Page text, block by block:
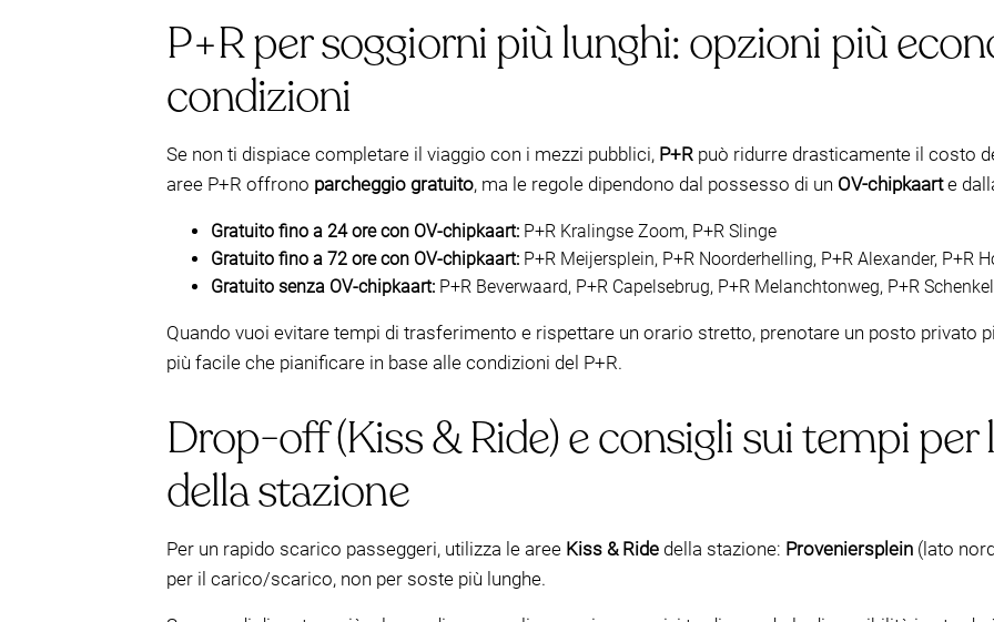
P+R per soggiorni più lunghi: opzioni più
condizioni
Se non ti dispiace completare il viaggio con i mezzi pubblici, P+R può ridurre drasticamente il costo
aree P+R offrono parcheggio gratuito, ma le regole dipendono dal possesso di un OV-chipkaarte
Gratuito fino a 24 ore con OV-chipkaart: P+R Kralingse Zoom, P+R Slinge
Gratuito fino a 72 ore con OV-chipkaart: P+R Meijersplein, P+R Noorderhelling, P+R Alexander, P+R
Gratuito senza OV-chipkaart: P+R Beverwaard, P+R Capelsebrug, P+R Melanchtonweg, P+R
Quando vuoi evitare tempi di trasferimento e rispettare un orario stretto, prenotare un posto privato
più facile che pianificare in base alle condizioni del P+R.
Drop-off (Kiss & Ride) e consigli sui tempi per
della stazione
Per un rapido scarico passeggeri, utilizza le aree Kiss & Ride della stazione: Proveniersplein (lato
per il carico/scarico, non per soste più lunghe.